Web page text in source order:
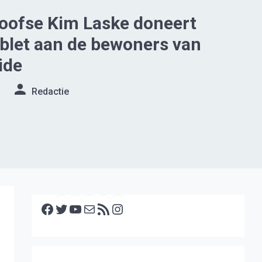
Kim Laske doneert
aan de bewoners van
Redactie
Facebook Twitter YouTube E-mail RSS feed